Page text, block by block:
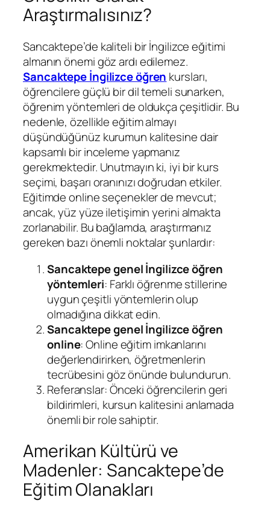
Araştırmalısınız?
Sancaktepe’de kaliteli bir İngilizce eğitimi
almanın önemi göz ardı edilemez.
Sancaktepe İngilizce öğren kursları,
öğrencilere güçlü bir dil temeli sunarken,
öğrenim yöntemleri de oldukça çeşitlidir. Bu
nedenle, özellikle eğitim almayı
düşündüğünüz kurumun kalitesine dair
kapsamlı bir inceleme yapmanız
gerekmektedir. Unutmayın ki, iyi bir kurs
seçimi, başarı oranınızı doğrudan etkiler.
Eğitimde online seçenekler de mevcut;
ancak, yüz yüze iletişimin yerini almakta
zorlanabilir. Bu bağlamda, araştırmanız
gereken bazı önemli noktalar şunlardır:
Sancaktepe genel İngilizce öğren
yöntemleri: Farklı öğrenme stillerine
uygun çeşitli yöntemlerin olup
olmadığına dikkat edin.
Sancaktepe genel İngilizce öğren
online: Online eğitim imkanlarını
değerlendirirken, öğretmenlerin
tecrübesini göz önünde bulundurun.
Referanslar: Önceki öğrencilerin geri
bildirimleri, kursun kalitesini anlamada
önemli bir role sahiptir.
Amerikan Kültürü ve
Madenler: Sancaktepe’de
Eğitim Olanakları